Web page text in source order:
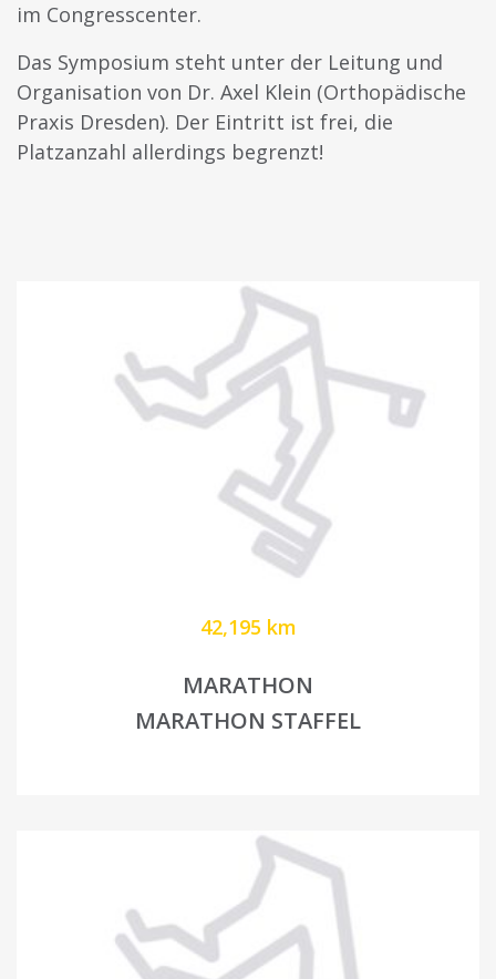
im Congresscenter.
Das Symposium steht unter der Leitung und
Organisation von Dr. Axel Klein (Orthopädische
Praxis Dresden). Der Eintritt ist frei, die
Platzanzahl allerdings begrenzt!
42,195 km
MARATHON
MARATHON STAFFEL